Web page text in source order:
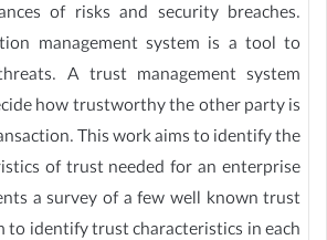
of risks and security breaches.
management system is a tool to
A trust management system
how trustworthy the other party is
This work aims to identify the
of trust needed for an enterprise
a survey of a few well known trust
to identify trust characteristics in each